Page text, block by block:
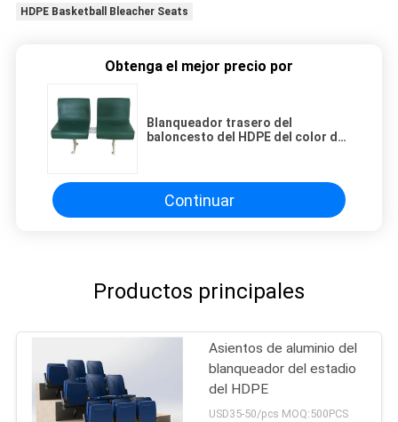
HDPE Basketball Bleacher Seats
Obtenga el mejor precio por
Blanqueador trasero del
baloncesto del HDPE del color de
gimnasio
Continuar
Productos principales
Asientos de aluminio del
blanqueador del estadio
del HDPE
USD35-50/pcs MOQ:500PCS